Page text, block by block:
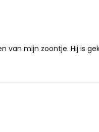
van mijn zoontje. Hij is